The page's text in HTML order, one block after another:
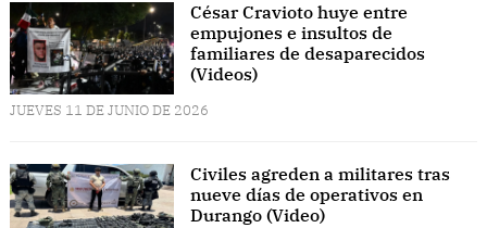
César Cravioto huye entre
empujones e insultos de
familiares de desaparecidos
(Videos)
JUEVES 11 DE JUNIO DE 2026
Civiles agreden a militares tras
nueve días de operativos en
Durango (Video)